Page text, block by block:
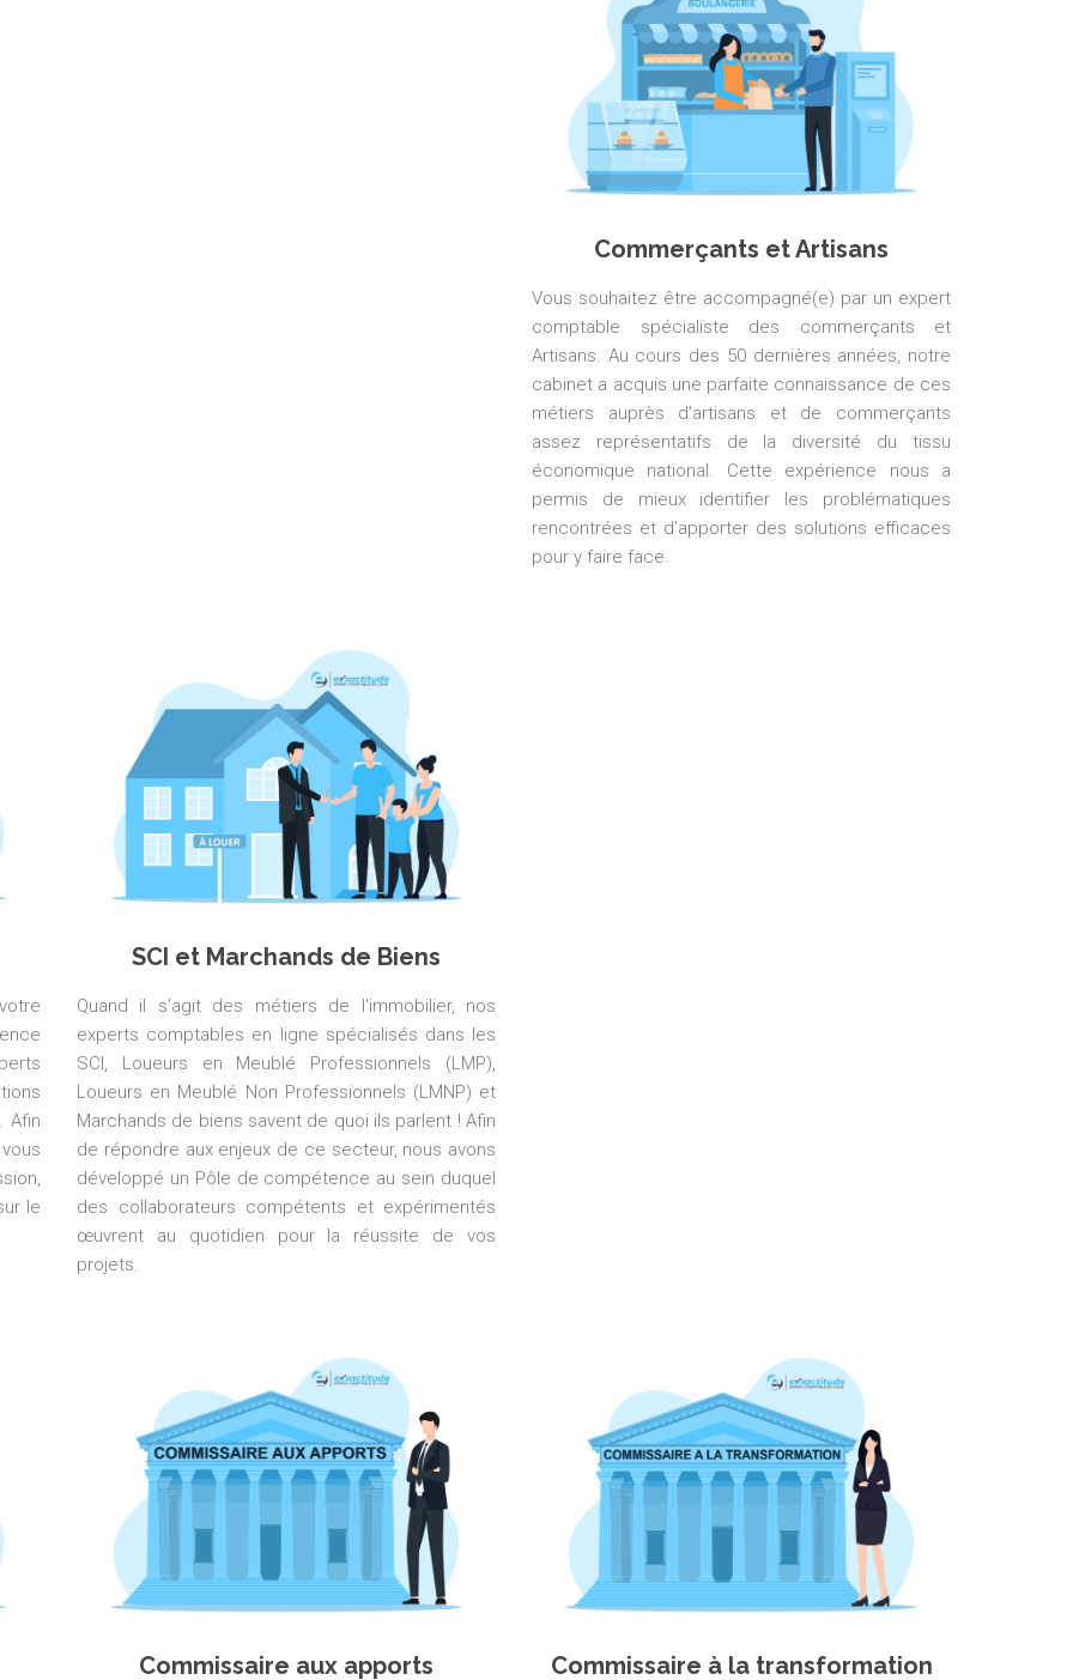
Commerçants et Artisans
Vous souhaitez être accompagné(e) par un expert
comptable spécialiste des commerçants et
Artisans. Au cours des 50 dernières années, notre
cabinet a acquis une parfaite connaissance de ces
métiers auprès d'artisans et de commerçants
assez représentatifs de la diversité du tissu
économique national. Cette expérience nous a
permis de mieux identifier les problématiques
rencontrées et d’apporter des solutions efficaces
pour y faire face.
Afin
le
SCI et Marchands de Biens
Quand il s'agit des métiers de l'immobilier, nos
experts comptables en ligne spécialisés dans les
SCI, Loueurs en Meublé Professionnels (LMP),
Loueurs en Meublé Non Professionnels (LMNP) et
Marchands de biens savent de quoi ils parlent ! Afin
de répondre aux enjeux de ce secteur, nous avons
développé un Pôle de compétence au sein duquel
des collaborateurs compétents et expérimentés
œuvrent au quotidien pour la réussite de vos
projets.
Commissaire aux apports Commissaire à la transformation